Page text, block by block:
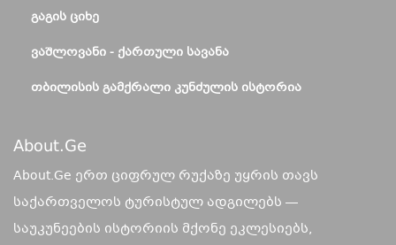
ᲒᲐᲒᲘᲡ ᲪᲘᲮᲔ
ᲕᲐᲨᲚᲝᲕᲐᲜᲘ - ᲥᲐᲠᲗᲣᲚᲘ ᲡᲐᲕᲐᲜᲐ
ᲗᲑᲘᲚᲘᲡᲘᲡ ᲒᲐᲛᲥᲠᲐᲚᲘ ᲙᲣᲜᲫᲣᲚᲘᲡ ᲘᲡᲢᲝᲠᲘᲐ
About.ge
About.Ge ერთ ციფრულ რუქაზე უყრის თავს
საქართველოს ტურისტულ ადგილებს —
საუკუნეების ისტორიის მქონე ეკლესიებს,